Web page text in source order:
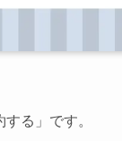
る」です。